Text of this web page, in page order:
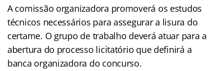
A comissão organizadora promoverá os estudos
técnicos necessários para assegurar a lisura do
certame. O grupo de trabalho deverá atuar para a
abertura do processo licitatório que definirá a
banca organizadora do concurso.